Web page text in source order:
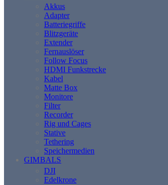
Akkus
Adapter
Batteriegriffe
Blitzgeräte
Extender
Fernauslöser
Follow Focus
HDMI Funkstrecke
Kabel
Matte Box
Monitore
Filter
Recorder
Rig und Cages
Stative
Tethering
Speichermedien
GIMBALS
DJI
Edelkrone